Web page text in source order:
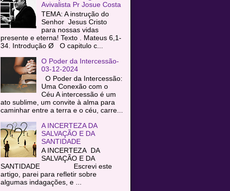
Avivalista Pr Josue Costa
TEMA: A instrução do
Senhor Jesus Cristo
para nossas vidas
presente e eterna! Texto . Mateus 6,1-
34. Introdução Ø O capitulo c...
O Poder da Intercessão-
03-12-2024
O Poder da Intercessão:
Uma Conexão com o
Céu A intercessão é um
ato sublime, um convite à alma para
caminhar entre a terra e o céu, carre...
A INCERTEZA DA
SALVAÇÃO E DA
SANTIDADE
A INCERTEZA DA
SALVAÇÃO E DA
SANTIDADE Escrevi este
artigo, parei para refletir sobre
algumas indagações, e ...